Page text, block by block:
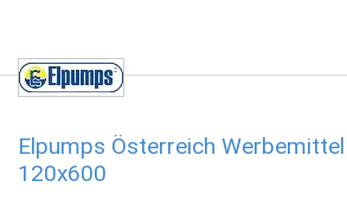
Elpumps Österreich
120x600